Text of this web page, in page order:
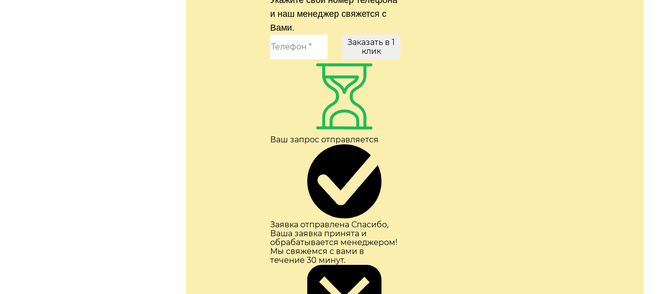
и наш менеджер свяжется с
Вами.
Заказать в 1
клик
Ваш запрос отправляется
Заявка отправлена Спасибо,
Ваша заявка принята и
обрабатывается менеджером!
Мы свяжемся с вами в
течение 30 минут.